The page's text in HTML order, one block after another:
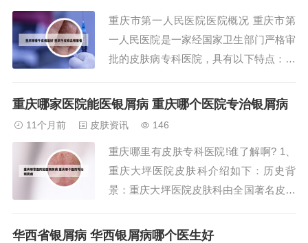
重庆市第一人民医院医院概况 重庆市第
一人民医院是一家经国家卫生部门严格审
批的皮肤病专科医院，具有以下特点：专
服务著称，专注于白癜风、牛皮癣、痤疮
种皮肤病的诊疗服务。重庆市第一人民医
院的医院规模...
重庆哪家医院能医银屑病 重庆哪个医院专治银屑病
11个月前 皮肤资讯 146
重庆哪里有皮肤专科医院!谁了解啊? 1、
重庆大坪医院皮肤科介绍如下：历史背
景：重庆大坪医院皮肤科由全国著名皮肤
授于1954年组建，是集医疗、教学、科研
华西省银屑病 华西银屑病哪个医生好